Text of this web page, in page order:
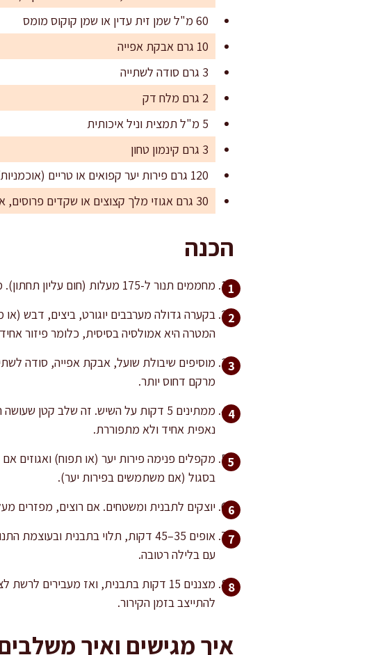
60 מ"ל שמן זית עדין או שמן קוקוס מומס
10 גרם אבקת אפייה
3 גרם סודה לשתייה
2 גרם מלח דק
5 מ"ל תמצית וניל איכותית
3 גרם קינמון טחון
120 גרם פירות יער קפואים או טריים (אוכמניות/פטל), או 120 גרם קוביות תפוח
30 גרם אגוזי מלך קצוצים או שקדים פרוסים, אופציונלי
הכנה
מחממים תנור ל-175 מעלות (חום עליון תחתון). מרפדים תבנית בנייר אפייה או משמנים היטב, כדי שהעוגה תשתחרר בקלות.
בקערה גדולה מערבבים יוגורט, ביצים, דבש
המטרה היא אמולסיה בסיסית, כלומר פיזור
מוסיפים שיבולת שועל, אבקת אפייה, סודה
מרקם דחוס יותר.
ממתינים 5 דקות על השיש. זה שלב
נאפית אחיד ולא מתפוררת.
מקפלים פנימה פירות יער (או תפוח) ואגוזים
בסגול (אם משתמשים בפירות יער).
יוצקים לתבנית ומשטחים. אם רוצים, מפזרים
אופים 35–45 דקות, תלוי בתבנית
עם בלילה רטובה.
מצננים 15 דקות בתבנית, ואז
להתייצב בזמן הקירור.
איך מגישים ואיך